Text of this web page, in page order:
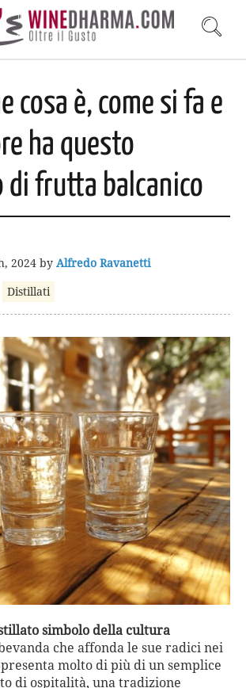
cosa è, come si fa e
ha questo
frutta balcanico
2024 by Alfredo Ravanetti
Distillati
simbolo della cultura
che affonda le sue radici nei
molto di più di un semplice
di ospitalità, una tradizione